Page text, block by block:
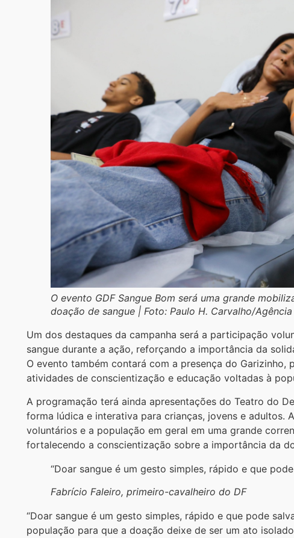
O evento GDF Sangue Bom será uma grande
doação de sangue | Foto: Paulo H. Carvalho/Agência
Um dos destaques da campanha será a participação
sangue durante a ação, reforçando a importância da
O evento também contará com a presença do Garizinho,
atividades de conscientização e educação voltadas à
A programação terá ainda apresentações do Teatro do
forma lúdica e interativa para crianças, jovens e adultos.
voluntários e a população em geral em uma grande
fortalecendo a conscientização sobre a importância da
“Doar sangue é um gesto simples, rápido e que
Fabrício Faleiro, primeiro-cavalheiro do DF
“Doar sangue é um gesto simples, rápido e que pode
população para que a doação deixe de ser um ato